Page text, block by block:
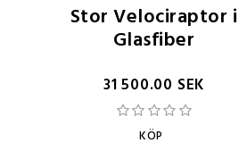
Stor Velociraptor i
Glasfiber
31 500.00 SEK
KÖP